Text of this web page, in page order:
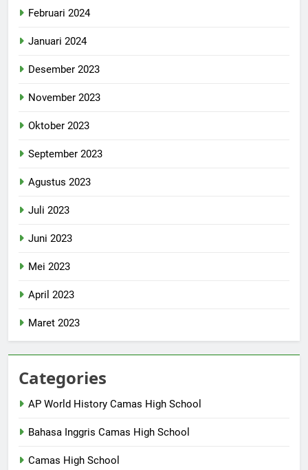
Februari 2024
Januari 2024
Desember 2023
November 2023
Oktober 2023
September 2023
Agustus 2023
Juli 2023
Juni 2023
Mei 2023
April 2023
Maret 2023
Categories
AP World History Camas High School
Bahasa Inggris Camas High School
Camas High School